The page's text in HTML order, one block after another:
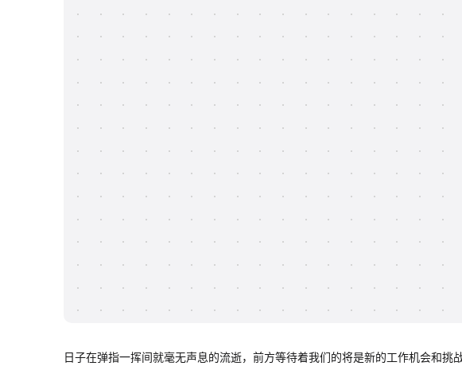
日子在弹指一挥间就毫无声息的流逝，前方等待着我们的将是新的工作机会和